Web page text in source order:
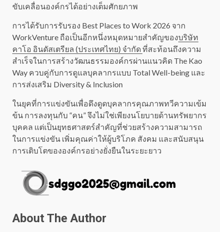
ขับเคลื่อนองค์กรได้อย่างเต็มศักยภาพ
การได้รับการรับรอง Best Places to Work 2026 จาก
WorkVenture ถือเป็นอีกหนึ่งหมุดหมายสำคัญของบริษัท
คาโอ อินดัสเตรียล (ประเทศไทย) จำกัดที่สะท้อนถึงความ
สำเร็จในการสร้างวัฒนธรรมองค์กรผ่านแนวคิด The Kao
Way ควบคู่กับการดูแลบุคลากรแบบ Total Well-being และ
การส่งเสริม Diversity & Inclusion
ในยุคที่การแข่งขันเพื่อดึงดูดบุคลากรคุณภาพทวีความเข้ม
ข้น การลงทุนกับ “คน” จึงไม่ใช่เพียงนโยบายด้านทรัพยากร
บุคคล แต่เป็นยุทธศาสตร์สำคัญที่ช่วยสร้างความสามารถ
ในการแข่งขัน เพิ่มคุณค่าให้ผู้บริโภค สังคม และสนับสนุน
การเติบโตขององค์กรอย่างยั่งยืนในระยะยาว
About The Author